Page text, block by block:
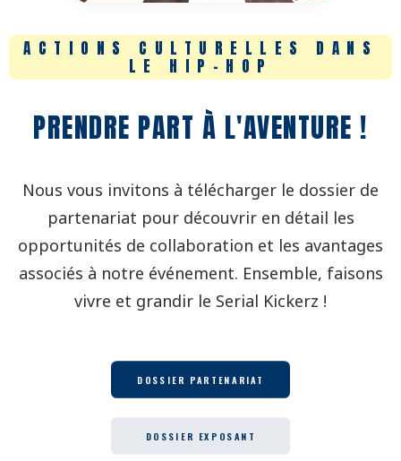
ACTIONS CULTURELLES DANS
LE HIP-HOP
PRENDRE PART À L'AVENTURE !
Nous vous invitons à télécharger le dossier de
partenariat pour découvrir en détail les
opportunités de collaboration et les avantages
associés à notre événement. Ensemble, faisons
vivre et grandir le Serial Kickerz !
DOSSIER PARTENARIAT
DOSSIER EXPOSANT